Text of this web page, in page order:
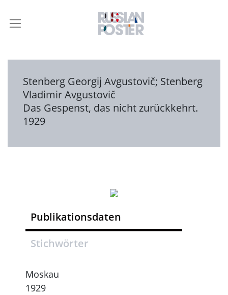
Stenberg Georgij Avgustovič; Stenberg
Vladimir Avgustovič
Das Gespenst, das nicht zurückkehrt.
1929
Publikationsdaten
Stichwörter
Moskau
1929